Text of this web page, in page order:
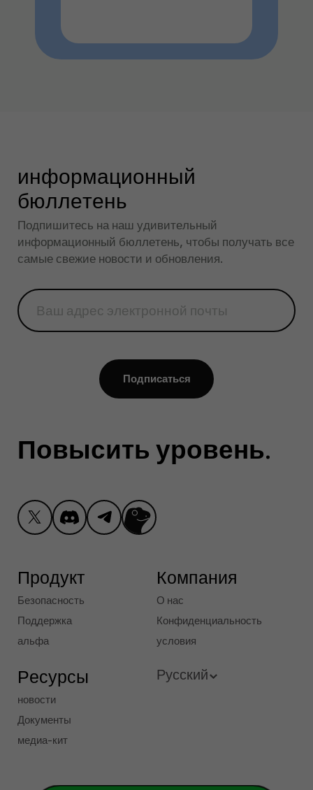
информационный
бюллетень
Подпишитесь на наш удивительный
информационный бюллетень, чтобы получать все
самые свежие новости и обновления.
Подписаться
Повысить уровень
попробовать Ctrl .
Продукт
Безопасность
Поддержка
альфа
Компания
О нас
Конфиденциальность
условия
Ресурсы
новости
Документы
медиа-кит
Русский